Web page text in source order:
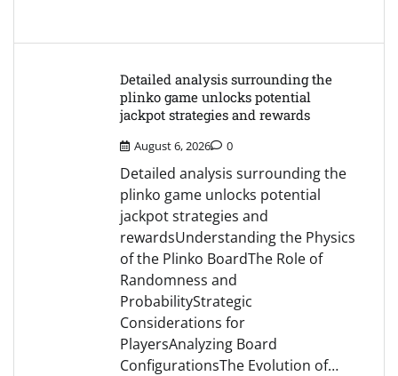
Detailed analysis surrounding the
plinko game unlocks potential
jackpot strategies and rewards
August 6, 2026 0
Detailed analysis surrounding the
plinko game unlocks potential
jackpot strategies and
rewardsUnderstanding the Physics
of the Plinko BoardThe Role of
Randomness and
ProbabilityStrategic
Considerations for
PlayersAnalyzing Board
ConfigurationsThe Evolution of…